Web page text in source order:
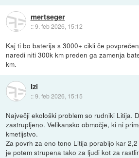
mertseger
::9. feb 2026, 15:12
Kaj ti bo baterija s 3000+ cikli če
naredi niti 300k km preden ga zamenja
km.
Izi
::9. feb 2026, 15:15
Največji ekološki problem so rudniki Litija.
zastrupljeno. Velikansko območje, ki ni
kmetijstvo.
Za povrh za eno tono Litija porabijo kar
je potem strupena tako za ljudi kot za